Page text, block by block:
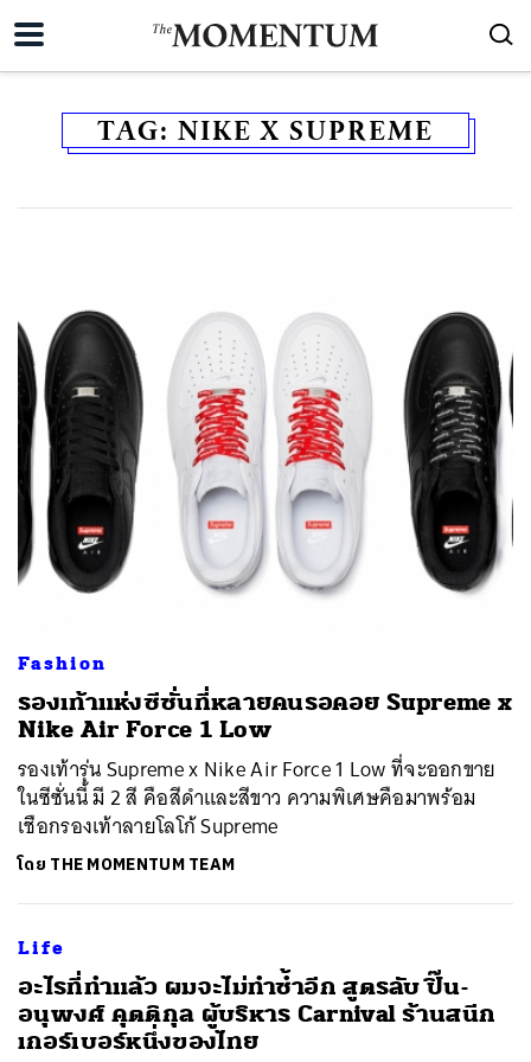
TAG: NIKE X SUPREME
Fashion
รองเท้าแห่งซีซั่นที่หลายคนรอคอย Supreme x
Nike Air Force 1 Low
รองเท้ารุ่น Supreme x Nike Air Force 1 Low ที่จะออกขาย
ในซีซั่นนี้ มี 2 สี คือสีดำและสีขาว ความพิเศษคือมาพร้อม
เชือกรองเท้าลายโลโก้ Supreme
โดย THE MOMENTUM TEAM
Life
อะไรที่ทำแล้ว ผมจะไม่ทำซ้ำอีก สูตรลับ ปิ๊น-
อนุพงศ์ คุตติกุล ผู้บริหาร Carnival ร้านสนีก
เกอร์เบอร์หนึ่งของไทย
ค้นหา
SHARE TWEET